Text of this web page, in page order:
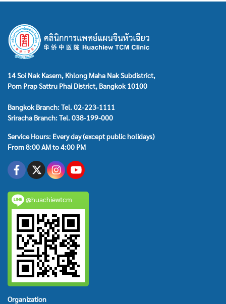
14 Soi Nak Kasem, Khlong Maha Nak Subdistrict,
Pom Prap Sattru Phai District, Bangkok 10100
Bangkok Branch: Tel. 02-223-1111
Sriracha Branch: Tel. 038-199-000
Service Hours: Every day (except public holidays)
From 8:00 AM to 4:00 PM
@huachiewtcm
Organization